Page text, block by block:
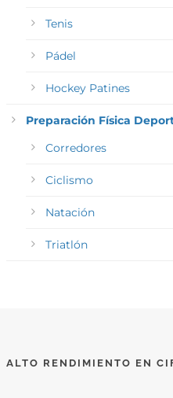
Tenis
Pádel
Hockey Patines
Preparación Física
Corredores
Ciclismo
Natación
Triatlón
ALTO RENDIMIENTO EN